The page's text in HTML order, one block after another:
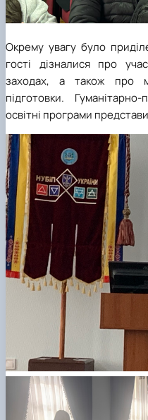
Окрему увагу було
гості дізналися про
заходах, а також про
підготовки.
освітні програми